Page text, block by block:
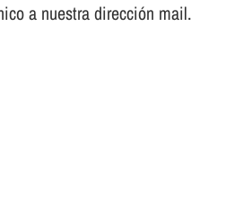
a nuestra dirección mail.